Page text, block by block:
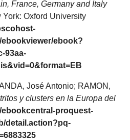
France, Germany and Italy
York: Oxford University
ebook?
93aa-
José Antonio; RAMON,
y clusters en la Europa del
ebookcentral-proquest-
detail.action?pq-